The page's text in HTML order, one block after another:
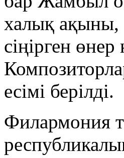
халық ақыны,
сіңірген
есімі берілді.
Филармония